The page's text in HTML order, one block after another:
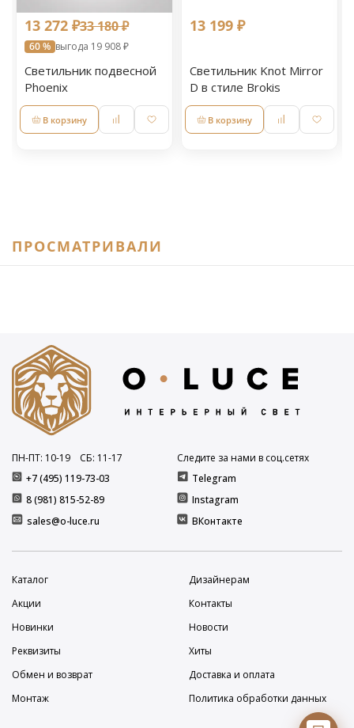
13 272 ₽33 180 ₽
60 % выгода 19 908 ₽
Светильник подвесной
Phoenix
В корзину
13 199 ₽
Светильник Knot Mirror
D в стиле Brokis
В корзину
ПРОСМАТРИВАЛИ
+7 (495) 119-73-03
8 (981) 815-52-89
ПН-ПТ: 10-19 СБ: 11-17
sales@o-luce.ru
Следите за нами в соц.сетях
Telegram
Instagram
ВКонтакте
Каталог
Дизайнерам
Акции
Контакты
Новинки
Новости
Реквизиты
Хиты
Обмен и возврат
Доставка и оплата
Монтаж
Политика обработки данных